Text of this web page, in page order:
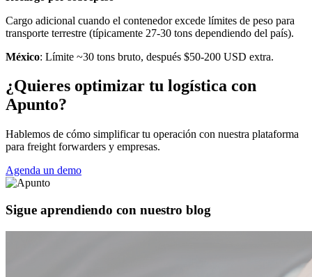
Cargo adicional cuando el contenedor excede límites de peso para
transporte terrestre (típicamente 27-30 tons dependiendo del país).
México: Límite ~30 tons bruto, después $50-200 USD extra.
¿Quieres optimizar tu logística con
Apunto?
Hablemos de cómo simplificar tu operación con nuestra plataforma
para freight forwarders y empresas.
Agenda un demo
Sigue aprendiendo con nuestro blog